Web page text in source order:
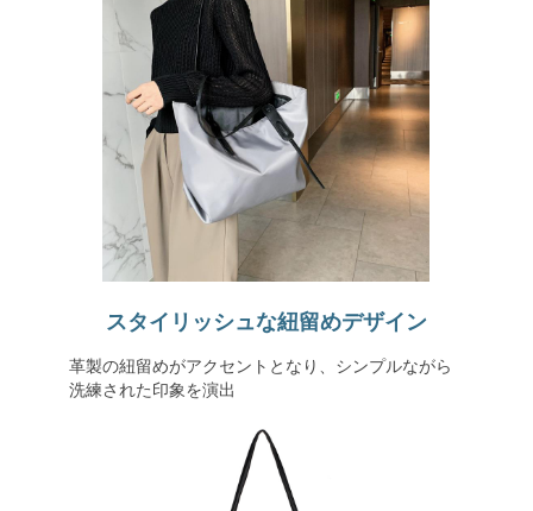
スタイリッシュな紐留めデザイン
革製の紐留めがアクセントとなり、シンプルながら
洗練された印象を演出